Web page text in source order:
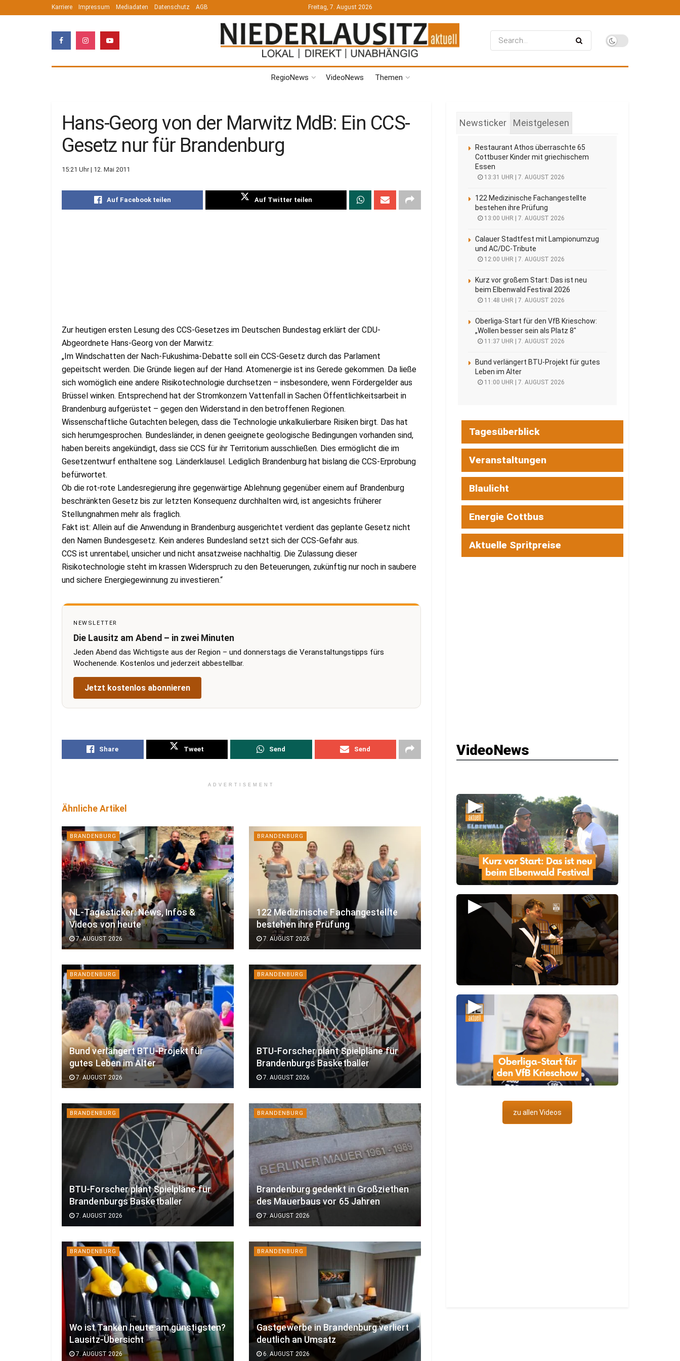
Karriere Impressum Mediadaten Datenschutz AGB Freitag, 7. August 2026
RegioNews VideoNews Themen
Hans-Georg von der Marwitz MdB: Ein CCS-
Gesetz nur für Brandenburg
15:21 Uhr | 12. Mai 2011
Auf Facebook teilen Auf Twitter teilen
Zur heutigen ersten Lesung des CCS-Gesetzes im Deutschen Bundestag erklärt der CDU-
Abgeordnete Hans-Georg von der Marwitz:
„Im Windschatten der Nach-Fukushima-Debatte soll ein CCS-Gesetz durch das Parlament
gepeitscht werden. Die Gründe liegen auf der Hand. Atomenergie ist ins Gerede gekommen. Da ließe
sich womöglich eine andere Risikotechnologie durchsetzen – insbesondere, wenn Fördergelder aus
Brüssel winken. Entsprechend hat der Stromkonzern Vattenfall in Sachen Öffentlichkeitsarbeit in
Brandenburg aufgerüstet – gegen den Widerstand in den betroffenen Regionen.
Wissenschaftliche Gutachten belegen, dass die Technologie unkalkulierbare Risiken birgt. Das hat
sich herumgesprochen. Bundesländer, in denen geeignete geologische Bedingungen vorhanden sind,
haben bereits angekündigt, dass sie CCS für ihr Territorium ausschließen. Dies ermöglicht die im
Gesetzentwurf enthaltene sog. Länderklausel. Lediglich Brandenburg hat bislang die CCS-Erprobung
befürwortet.
Ob die rot-rote Landesregierung ihre gegenwärtige Ablehnung gegenüber einem auf Brandenburg
beschränkten Gesetz bis zur letzten Konsequenz durchhalten wird, ist angesichts früherer
Stellungnahmen mehr als fraglich.
Fakt ist: Allein auf die Anwendung in Brandenburg ausgerichtet verdient das geplante Gesetz nicht
den Namen Bundesgesetz. Kein anderes Bundesland setzt sich der CCS-Gefahr aus.
CCS ist unrentabel, unsicher und nicht ansatzweise nachhaltig. Die Zulassung dieser
Risikotechnologie steht im krassen Widerspruch zu den Beteuerungen, zukünftig nur noch in saubere
und sichere Energiegewinnung zu investieren.“
NEWSLETTER
Die Lausitz am Abend – in zwei Minuten
Jeden Abend das Wichtigste aus der Region – und donnerstags die Veranstaltungstipps fürs
Wochenende. Kostenlos und jederzeit abbestellbar.
Jetzt kostenlos abonnieren
Share Tweet Send Send
ADVERTISEMENT
Ähnliche Artikel
BRANDENBURG
NL-Tagesticker: News, Infos &
Videos von heute
7. AUGUST 2026
BRANDENBURG
122 Medizinische Fachangestellte
bestehen ihre Prüfung
7. AUGUST 2026
BRANDENBURG
Bund verlängert BTU-Projekt für
gutes Leben im Alter
7. AUGUST 2026
BRANDENBURG
BTU-Forscher plant Spielpläne für
Brandenburgs Basketballer
7. AUGUST 2026
BRANDENBURG
BTU-Forscher plant Spielpläne für
Brandenburgs Basketballer
7. AUGUST 2026
BRANDENBURG
Brandenburg gedenkt in Großziethen
des Mauerbaus vor 65 Jahren
7. AUGUST 2026
BRANDENBURG
Wo ist Tanken heute am günstigsten?
Lausitz-Übersicht
7. AUGUST 2026
BRANDENBURG
Gastgewerbe in Brandenburg verliert
deutlich an Umsatz
6. AUGUST 2026
Newsticker Meistgelesen
Restaurant Athos überraschte 65
Cottbuser Kinder mit griechischem
Essen
13:31 UHR | 7. AUGUST 2026
122 Medizinische Fachangestellte
bestehen ihre Prüfung
13:00 UHR | 7. AUGUST 2026
Calauer Stadtfest mit Lampionumzug
und AC/DC-Tribute
12:00 UHR | 7. AUGUST 2026
Kurz vor großem Start: Das ist neu
beim Elbenwald Festival 2026
11:48 UHR | 7. AUGUST 2026
Oberliga-Start für den VfB Krieschow:
„Wollen besser sein als Platz 8″
11:37 UHR | 7. AUGUST 2026
Bund verlängert BTU-Projekt für gutes
Leben im Alter
11:00 UHR | 7. AUGUST 2026
Tagesüberblick
Veranstaltungen
Blaulicht
Energie Cottbus
Aktuelle Spritpreise
VideoNews
▶
▶
▶
zu allen Videos